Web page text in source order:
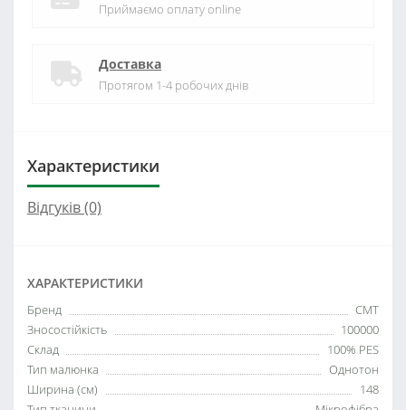
Приймаємо оплату online
Доставка
Протягом 1-4 робочих днів
Характеристики
Відгуків (0)
ХАРАКТЕРИСТИКИ
Бренд
СМТ
Зносостійкість
100000
Склад
100% PES
Тип малюнка
Однотон
Ширина (см)
148